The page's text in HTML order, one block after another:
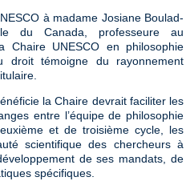
à madame Josiane Boulad-
du Canada, professeure au
Chaire UNESCO en philosophie
droit témoigne du rayonnement
la Chaire devrait faciliter les
entre l’équipe de philosophie
et de troisième cycle, les
scientifique des chercheurs à
de ses mandats, de
spécifiques.